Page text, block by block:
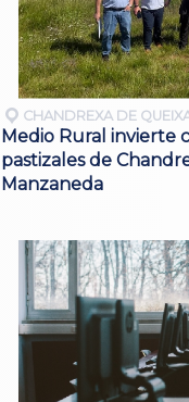
CHANDREXA DE
Medio Rural invierte
pastizales de
Manzaneda